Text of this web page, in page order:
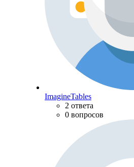
ImagineTables
2 ответа
0 вопросов